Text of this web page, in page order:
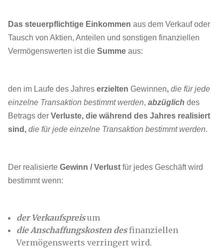
Das steuerpflichtige Einkommen aus dem Verkauf oder
Tausch von Aktien, Anteilen und sonstigen finanziellen
Vermögenswerten ist die Summe aus:
den im Laufe des Jahres erzielten Gewinnen, die für jede
einzelne Transaktion bestimmt werden, abzüglich des
Betrags der Verluste, die während des Jahres realisiert
sind, die für jede einzelne Transaktion bestimmt werden.
Der realisierte Gewinn / Verlust für jedes Geschäft wird
bestimmt wenn:
der Verkaufspreisum
die Anschaffungskosten desfinanziellen
Vermögenswerts verringert wird.